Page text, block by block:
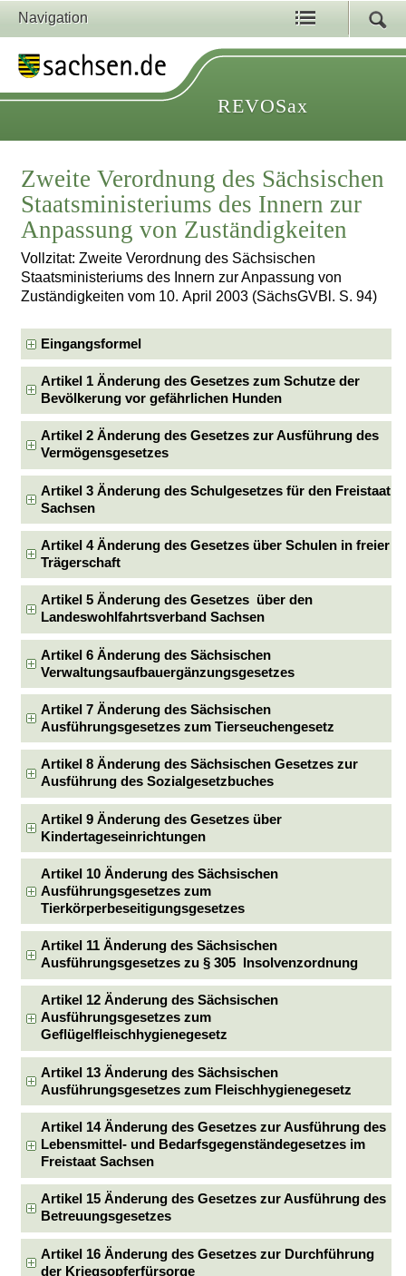
Navigation
REVOSax
Zweite Verordnung des Sächsischen
Staatsministeriums des Innern zur
Anpassung von Zuständigkeiten
Vollzitat: Zweite Verordnung des Sächsischen
Staatsministeriums des Innern zur Anpassung von
Zuständigkeiten vom 10. April 2003 (SächsGVBl. S. 94)
Eingangsformel
Artikel 1 Änderung des Gesetzes zum Schutze der
Bevölkerung vor gefährlichen Hunden
Artikel 2 Änderung des Gesetzes zur Ausführung des
Vermögensgesetzes
Artikel 3 Änderung des Schulgesetzes für den Freistaat
Sachsen
Artikel 4 Änderung des Gesetzes über Schulen in freier
Trägerschaft
Artikel 5 Änderung des Gesetzes über den
Landeswohlfahrtsverband Sachsen
Artikel 6 Änderung des Sächsischen
Verwaltungsaufbauergänzungsgesetzes
Artikel 7 Änderung des Sächsischen
Ausführungsgesetzes zum Tierseuchengesetz
Artikel 8 Änderung des Sächsischen Gesetzes zur
Ausführung des Sozialgesetzbuches
Artikel 9 Änderung des Gesetzes über
Kindertageseinrichtungen
Artikel 10 Änderung des Sächsischen
Ausführungsgesetzes zum
Tierkörperbeseitigungsgesetzes
Artikel 11 Änderung des Sächsischen
Ausführungsgesetzes zu § 305 Insolvenzordnung
Artikel 12 Änderung des Sächsischen
Ausführungsgesetzes zum
Geflügelfleischhygienegesetz
Artikel 13 Änderung des Sächsischen
Ausführungsgesetzes zum Fleischhygienegesetz
Artikel 14 Änderung des Gesetzes zur Ausführung des
Lebensmittel- und Bedarfsgegenständegesetzes im
Freistaat Sachsen
Artikel 15 Änderung des Gesetzes zur Ausführung des
Betreuungsgesetzes
Artikel 16 Änderung des Gesetzes zur Durchführung
der Kriegsopferfürsorge